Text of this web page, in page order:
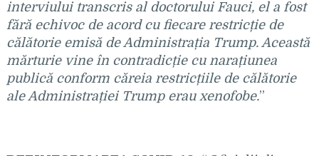
interviului transcris al doctorului Fauci, el a fost
fără echivoc de acord cu fiecare restricție de
călătorie emisă de Administrația Trump. Această
mărturie vine în contradicție cu narațiunea
publică conform căreia restricțiile de călătorie
ale Administrației Trump erau xenofobe.”